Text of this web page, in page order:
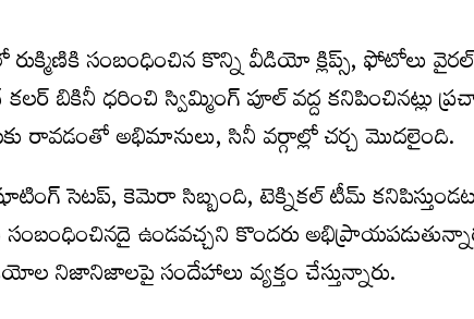
సంబంధించిన కొన్ని వీడియో క్లిప్స్, ఫోటోలు వైరల్
బికినీ ధరించి స్విమ్మింగ్ పూల్ వద్ద కనిపించినట్లు
రావడంతో అభిమానులు, సినీ వర్గాల్లో చర్చ మొదలైంది.
సెటప్, కెమెరా సిబ్బంది, టెక్నికల్ టీమ్
ఉండవచ్చని కొందరు
నిజానిజాలపై సందేహాలు వ్యక్తం చేస్తున్నారు.